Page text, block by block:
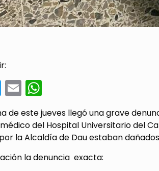
Twitter
Email
de este jueves llegó una grave
del Hospital Universitario del
la Alcaldía de Dau estaban
la denuncia exacta: